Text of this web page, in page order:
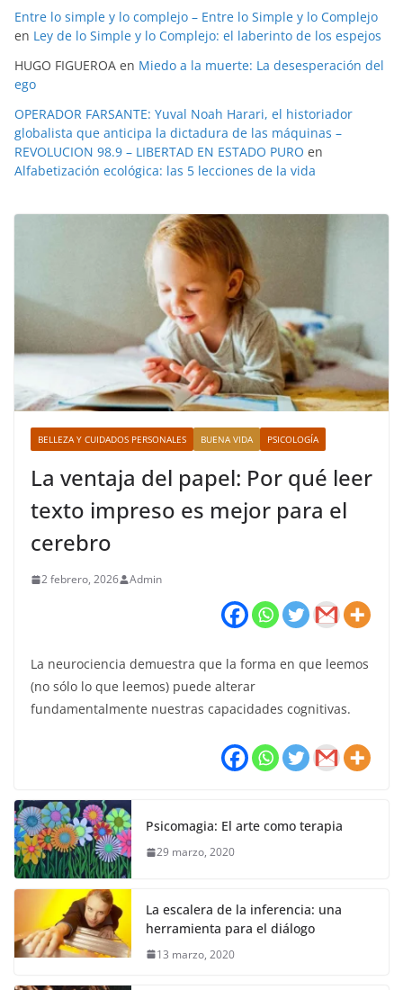
Entre lo simple y lo complejo – Entre lo Simple y lo Complejo
en Ley de lo Simple y lo Complejo: el laberinto de los espejos
HUGO FIGUEROA en Miedo a la muerte: La desesperación del
ego
OPERADOR FARSANTE: Yuval Noah Harari, el historiador
globalista que anticipa la dictadura de las máquinas –
REVOLUCION 98.9 – LIBERTAD EN ESTADO PURO en
Alfabetización ecológica: las 5 lecciones de la vida
BELLEZA Y CUIDADOS PERSONALES BUENA VIDA PSICOLOGÍA
La ventaja del papel: Por qué leer
texto impreso es mejor para el
cerebro
2 febrero, 2026 Admin
La neurociencia demuestra que la forma en que leemos
(no sólo lo que leemos) puede alterar
fundamentalmente nuestras capacidades cognitivas.
Psicomagia: El arte como terapia
29 marzo, 2020
La escalera de la inferencia: una
herramienta para el diálogo
13 marzo, 2020